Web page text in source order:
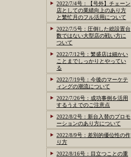
2022/7/4号：【号外】チェーン
店としての業績向上のあり方
と繁忙月のフル活用について
2022/7/5号：圧倒した総設置台
数ではない大型店の戦い方に
ついて
2022/7/12号：繁盛店は細かい
ことまでしっかりとやってい
る
2022/7/19号：今後のマーケテ
ィングの潮流について
2022/7/26号：成功事例を活用
するうえでのご注意点
2022/8/2号：新台入替のプロモ
ーションのあり方について
2022/8/9号：差別的優位性の作
り方
2022/8/16号：目立つことの重